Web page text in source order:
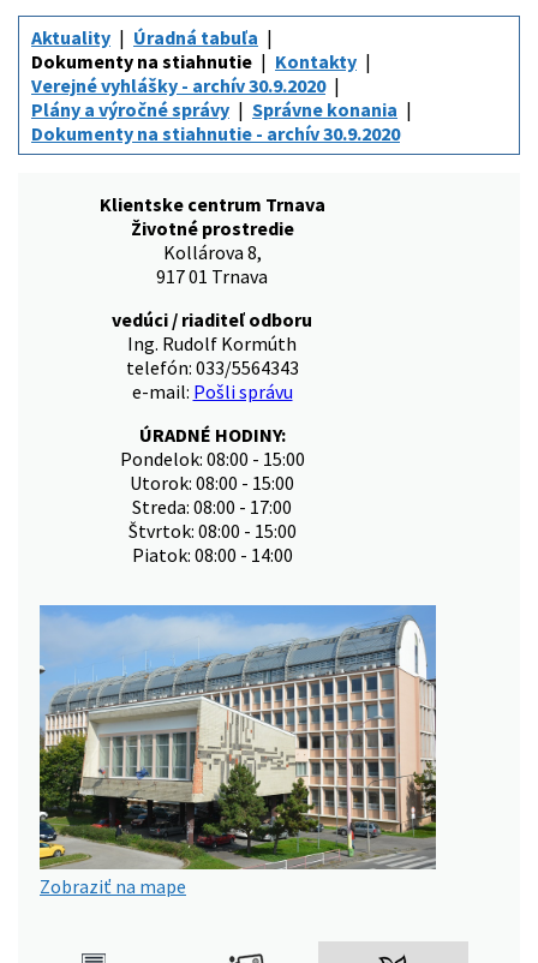
Aktuality
Úradná tabuľa
Dokumenty na stiahnutie
Kontakty
Verejné vyhlášky - archív 30.9.2020
Plány a výročné správy
Správne konania
Dokumenty na stiahnutie - archív 30.9.2020
Klientske centrum Trnava
Životné prostredie
Kollárova 8,
917 01 Trnava
vedúci / riaditeľ odboru
Ing. Rudolf Kormúth
telefón: 033/5564343
e-mail: Pošli správu
ÚRADNÉ HODINY:
Pondelok: 08:00 - 15:00
Utorok: 08:00 - 15:00
Streda: 08:00 - 17:00
Štvrtok: 08:00 - 15:00
Piatok: 08:00 - 14:00
Zobraziť na mape